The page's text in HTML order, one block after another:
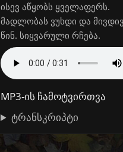
ისევ აწყობს ყველაფერს.
მადლობას ვუხდი და
წინ. სიყვარული რჩება.
MP3-ის ჩამოტვირთვა
ტრანსკრიპტი